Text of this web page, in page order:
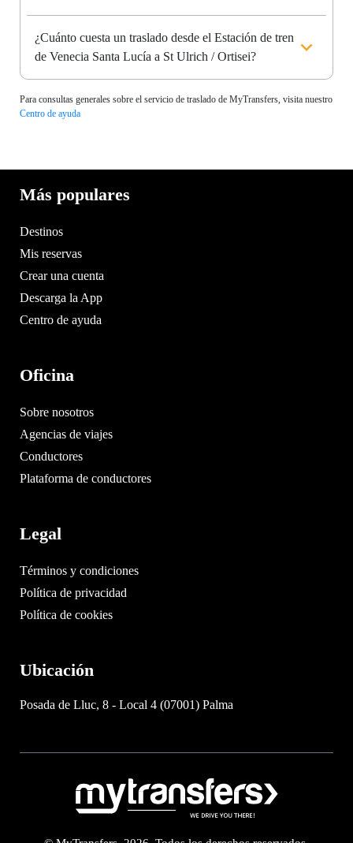
¿Cuánto cuesta un traslado desde el Estación de tren
de Venecia Santa Lucía a St Ulrich / Ortisei?
Para consultas generales sobre el servicio de traslado de MyTransfers, visita nuestro
Centro de ayuda
Más populares
Destinos
Mis reservas
Crear una cuenta
Descarga la App
Centro de ayuda
Oficina
Sobre nosotros
Agencias de viajes
Conductores
Plataforma de conductores
Legal
Términos y condiciones
Política de privacidad
Política de cookies
Ubicación
Posada de Lluc, 8 - Local 4 (07001) Palma